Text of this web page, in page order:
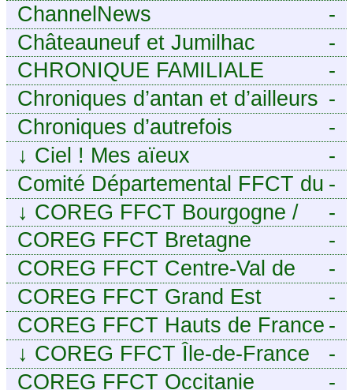
-
ChannelNews
-
Châteauneuf et Jumilhac
-
CHRONIQUE FAMILIALE
-
Chroniques d’antan et d’ailleurs
-
Chroniques d’autrefois
-
↓ Ciel ! Mes aïeux
-
Comité Départemental FFCT du
Cher
-
↓ COREG FFCT Bourgogne /
Franche-Comté
-
COREG FFCT Bretagne
-
COREG FFCT Centre-Val de
Loire
-
COREG FFCT Grand Est
-
COREG FFCT Hauts de France
-
↓ COREG FFCT Île-de-France
-
COREG FFCT Occitanie